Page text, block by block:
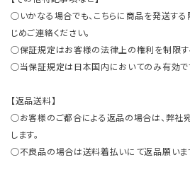
○いかなる場合でも、こちらに商品を発送する
じめご連絡ください。
○保証規定はお客様の法律上の権利を制限す
○当保証規定は日本国内においてのみ有効で
【返品送料】
○お客様のご都合による返品の場合は、弊社
します。
○不良品の場合は送料着払いにて返品願いま